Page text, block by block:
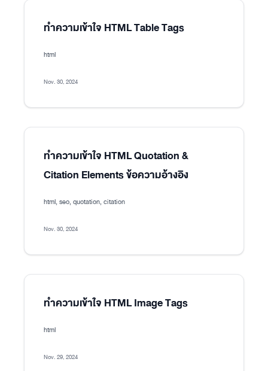
ทำความเข้าใจ HTML Table Tags
html
Nov. 30, 2024
ทำความเข้าใจ HTML Quotation &
Citation Elements ข้อความอ้างอิง
html, seo, quotation, citation
Nov. 30, 2024
ทำความเข้าใจ HTML Image Tags
html
Nov. 29, 2024